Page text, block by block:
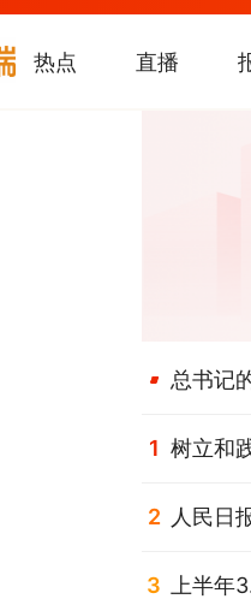
热点 直播
总书记
1 树立和
2 人民日
3 上半年